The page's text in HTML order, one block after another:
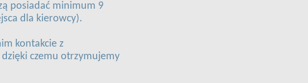
posiadać minimum 9
dla kierowcy).
kontakcie z
czemu otrzymujemy